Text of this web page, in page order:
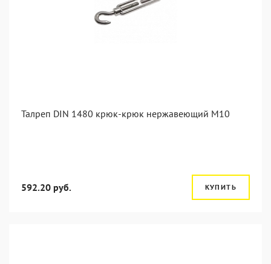
Талреп DIN 1480 крюк-крюк нержавеющий М10
592.20 руб. КУПИТЬ